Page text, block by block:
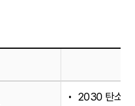
2030 탄소저